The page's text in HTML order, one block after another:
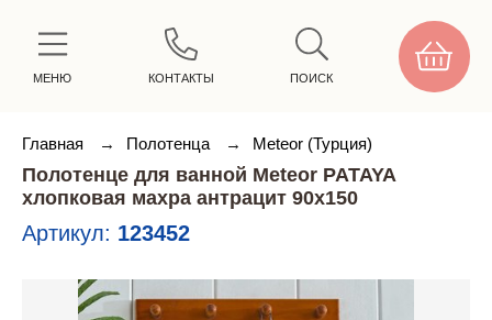
МЕНЮ КОНТАКТЫ ПОИСК
Главная → Полотенца → Meteor (Турция)
Полотенце для ванной Meteor PATAYA
хлопковая махра антрацит 90х150
Артикул: 123452